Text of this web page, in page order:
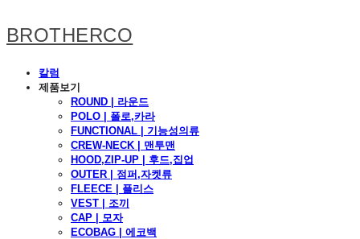
BROTHERCO
칼럼
제품보기
ROUND | 라운드
POLO | 폴로,카라
FUNCTIONAL | 기능성의류
CREW-NECK | 맨투맨
HOOD,ZIP-UP | 후드,집업
OUTER | 점퍼,자켓류
FLEECE | 플리스
VEST | 조끼
CAP | 모자
ECOBAG | 에코백